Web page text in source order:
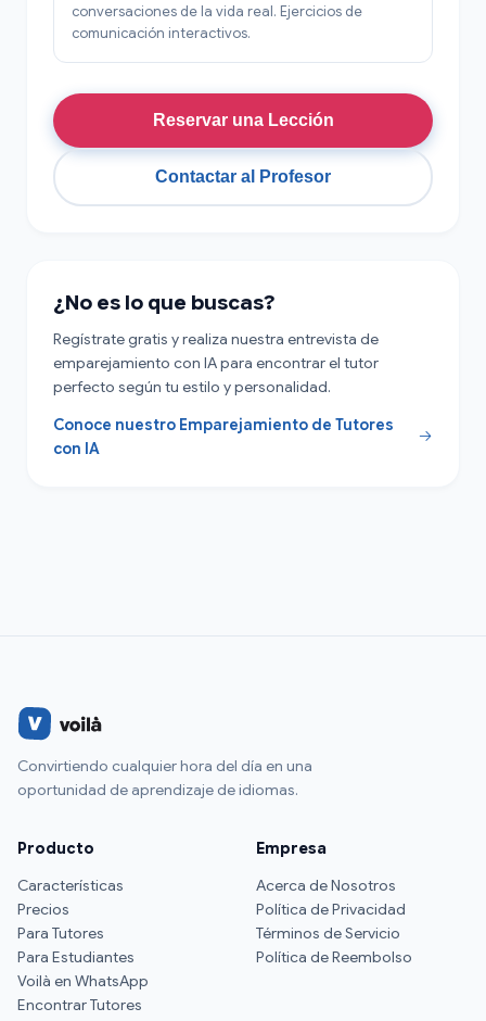
conversaciones de la vida real. Ejercicios de
comunicación interactivos.
Reservar una Lección
Contactar al Profesor
¿No es lo que buscas?
Regístrate gratis y realiza nuestra entrevista de
emparejamiento con IA para encontrar el tutor
perfecto según tu estilo y personalidad.
Conoce nuestro Emparejamiento de Tutores
con IA
Convirtiendo cualquier hora del día en una
oportunidad de aprendizaje de idiomas.
Producto
Características
Precios
Para Tutores
Para Estudiantes
Voilà en WhatsApp
Encontrar Tutores
Empresa
Acerca de Nosotros
Política de Privacidad
Términos de Servicio
Política de Reembolso